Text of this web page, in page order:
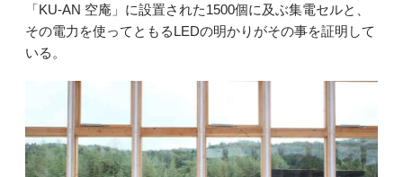
「KU-AN 空庵」に設置された1500個に及ぶ集電セルと、
その電力を使ってともるLEDの明かりがその事を証明して
いる。